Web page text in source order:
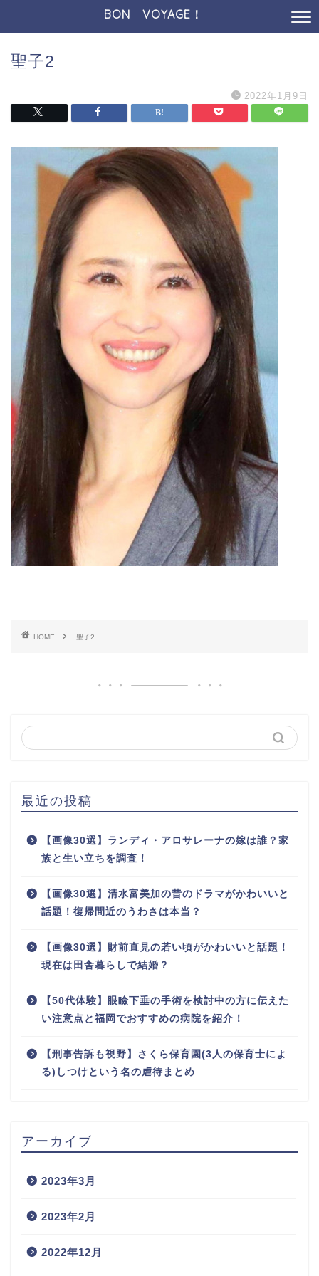
BON VOYAGE！
聖子2
2022年1月9日
HOME 聖子2
最近の投稿
【画像30選】ランディ・アロサレーナの嫁は誰？家
族と生い立ちを調査！
【画像30選】清水富美加の昔のドラマがかわいいと
話題！復帰間近のうわさは本当？
【画像30選】財前直見の若い頃がかわいいと話題！
現在は田舎暮らしで結婚？
【50代体験】眼瞼下垂の手術を検討中の方に伝えた
い注意点と福岡でおすすめの病院を紹介！
【刑事告訴も視野】さくら保育園(3人の保育士によ
る)しつけという名の虐待まとめ
アーカイブ
2023年3月
2023年2月
2022年12月